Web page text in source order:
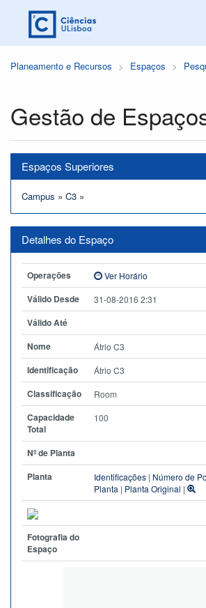
Planeamento e Recursos Espaços
Gestão de
Espaços Superiores
Campus » C3 »
Detalhes do Espaço
Operações Ver Horário
Válido Desde 31-08-2016 2:31
Válido Até
Nome
Átrio C3
Identificação Átrio C3
Classificação Room
Capacidade
Total
100
Nº de Planta
Planta
Identificações | Número de
Planta | Planta Original |
Fotografia do
Espaço